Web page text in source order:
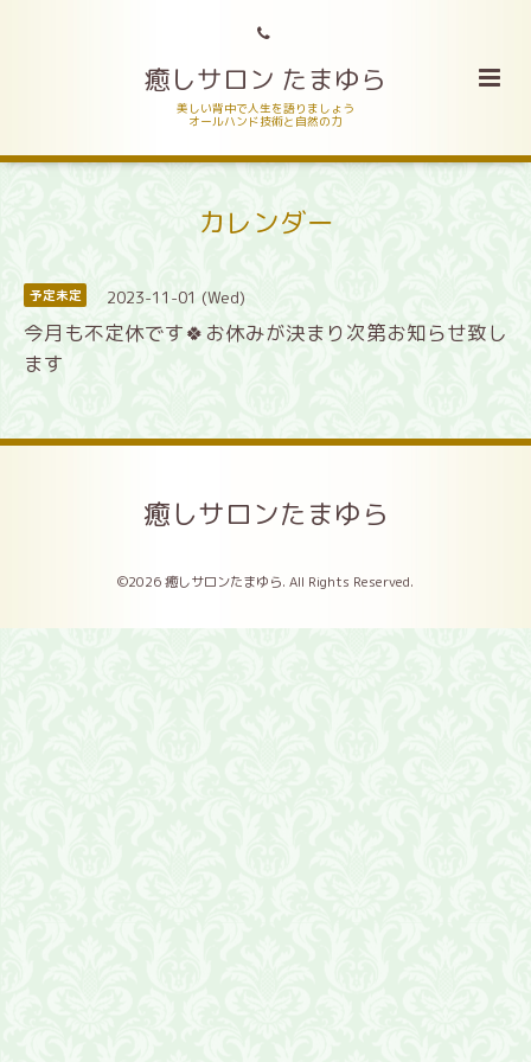
癒しサロン たまゆら
美しい背中で人生を語りましょう
オールハンド技術と自然の力
カレンダー
予定未定 2023-11-01 (Wed)
今月も不定休です🍀お休みが決まり次第お知らせ致し
ます
癒しサロンたまゆら
©2026癒しサロンたまゆら. All Rights Reserved.